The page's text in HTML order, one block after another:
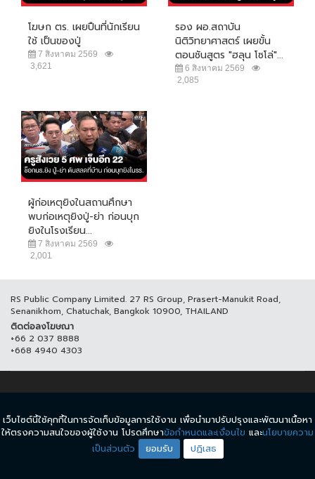
โฆษก ตร. เผยปืนที่นักเรียน
ใช้ เป็นของปู่
7 สิงหาคม 2569
3,621
รอง ผอ.สถาบัน
นิติวิทยาศาสตร์ เผยขั้น
ตอนชันสูตร "ฮลุน โซโล่"...
6 สิงหาคม 2569
2,085
ผู้ก่อเหตุยิงในสถานศึกษา
พบก่อเหตุยิงปู่-ย่า ก่อนบุก
ยิงในโรงเรียน...
7 สิงหาคม 2569
2,001
RS Public Company Limited. 27 RS Group, Prasert-Manukit Road,
Senanikhom, Chatuchak, Bangkok 10900, THAILAND
ติดต่อลงโฆษณา
+66 2 037 8888
+668 4940 4303
© COPYRIGHT 2017 THAICH8.COM, ALL RIGHT RESERVED.
ข้อกำหนดและเงื่อนไข นโยบายความเป็นส่วนตัว
เว็บไซต์นี้ใช้คุกกี้ในการจัดเก็บข้อมูลการใช้งาน เพื่อนำมาปรับปรุงและพัฒนาเนื้อหา
ให้ตรงความสนใจของผู้ใช้งาน โปรดศึกษาข้อกำหนดและเงื่อนไข และนโยบายความ
เป็นส่วนตัว
ยอมรับ ปฏิเสธ